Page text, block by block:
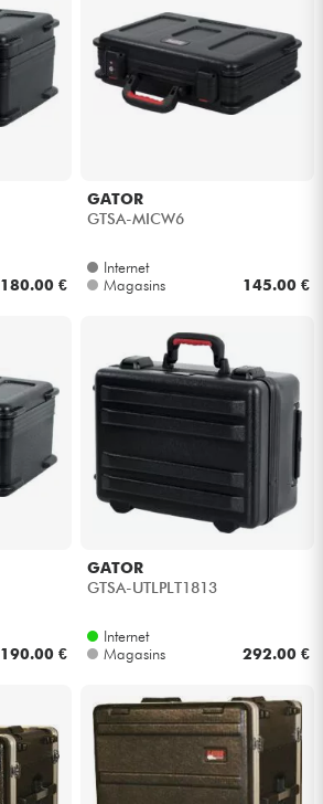
180.00 €
GATOR
GTSA-MICW6
Internet
Magasins
145.00 €
190.00 €
GATOR
GTSA-UTLPLT1813
Internet
Magasins
292.00 €